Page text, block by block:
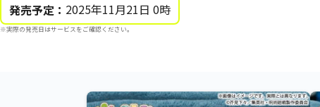
発売予定： 2025年11月21日 0時
※実際の発売日はサービスをご確認ください。